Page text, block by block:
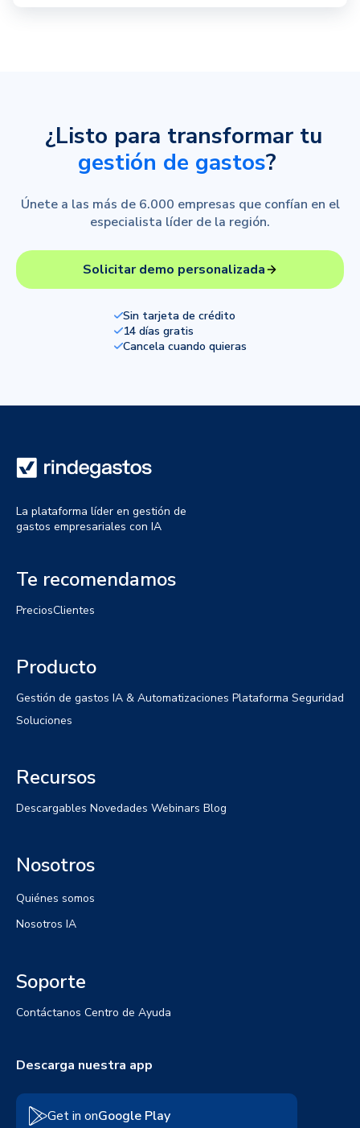
¿Listo para transformar tu
gestión de gastos?
Únete a las más de 6.000 empresas que confían en el
especialista líder de la región.
Solicitar demo personalizada
Sin tarjeta de crédito
14 días gratis
Cancela cuando quieras
La plataforma líder en gestión de
gastos empresariales con IA
Te recomendamos
PreciosClientes
Producto
Gestión de gastos IA & Automatizaciones Plataforma Seguridad
Soluciones
Recursos
Descargables Novedades Webinars Blog
Nosotros
Quiénes somos
Nosotros IA
Soporte
Contáctanos Centro de Ayuda
Descarga nuestra app
Get in onGoogle Play